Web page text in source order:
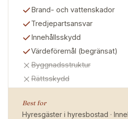
Brand- och vattenskador
Tredjepartsansvar
Innehållsskydd
Värdeföremål (begränsat)
Byggnadsstruktur
Rättsskydd
Best for
Hyresgäster i hyresbostad ·